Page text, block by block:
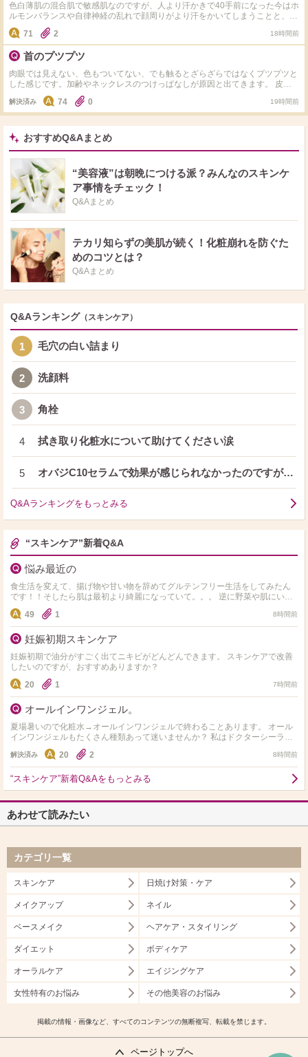
色白薄肌の混合肌で敏感肌なのですが、人より汗かきで40手前になった今はホ
ルモンバランスや自律神経の乱れで顔周りがより汗をかいてしまうことと、毎
日のエアコンで内側が乾いている感じがします。同じような方いましたらどの
ようなスキンケアをしているか教えて下さい。今はちふれの水色のパッケージ
の美白タイプの化粧水とヒト型セラミドのクリームでスキンケアしてます。か
なり敏感肌でキュレルやdプロやノブやミノンなど有名な敏感肌用のスキンケ
アは色々使ってみましたが肌荒れが起きてしまい合わなかった為なかなか新し
い物にチャレンジする勇気が出ないです。
71 2 18時間前
首のプツプツ
肉眼では見えない、色もついてない、でも触るとざらざらではなくプツプツと
した感じです。加齢やネックレスのつけっぱなしが原因と出てきます。 皮膚
科へ行こうと思っていますが、同じような方、市販ではどのようなケアをして
いるか教えてください。 わたしはいまのところ化粧水(クレド)とクリーム(ア
ンブリオリス)＋朝なら日焼け止めという感じにしていて特別なケアはしてい
ないため、プツプツ特化？のケアがあれば教えてください。
解決済み 74 0 19時間前
おすすめQ&Aまとめ
“美容液”は朝晩につける派？みんなのスキンケ
ア事情をチェック！
Q&Aまとめ
テカリ知らずの美肌が続く！化粧崩れを防ぐた
めのコツとは？
Q&Aまとめ
Q&Aランキング （スキンケア）
1 毛穴の白い詰まり
2 洗顔料
3 角栓
4 拭き取り化粧水について助けてください涙
5 オバジC10セラムで効果が感じられなかったのですが…
Q&Aランキングをもっとみる
“スキンケア”新着Q&A
悩み最近の
食生活を変えて、揚げ物や甘い物を辞めてグルテンフリー生活をしてみたん
です！！そしたら肌は最初より綺麗になっていて。。。 逆に野菜や肌にいい
ものしか食べれず 揚げ物や小麦やお菓子や米、味が濃ゆい…
49 1 8時間前
妊娠初期スキンケア
妊娠初期で油分がすごく出てニキビがどんどんできます。 スキンケアで改善
したいのですが、おすすめありますか？
20
1 7時間前
オールインワンジェル。
夏場暑いので化粧水→オールインワンジェルで終わることあります。 オール
インワンジェルもたくさん種類あって迷いませんか？ 私はドクターシーラボ
のセンシティブジェル敏感肌用を使用してます。 オス…
解決済み 20 2 8時間前
“スキンケア”新着Q&Aをもっとみる
あわせて読みたい
カテゴリ一覧
スキンケア 日焼け対策・ケア
メイクアップ ネイル
ベースメイク ヘアケア・スタイリング
ダイエット ボディケア
オーラルケア エイジングケア
女性特有のお悩み その他美容のお悩み
掲載の情報・画像など、すべてのコンテンツの無断複写、転載を禁じます。
ページトップへ